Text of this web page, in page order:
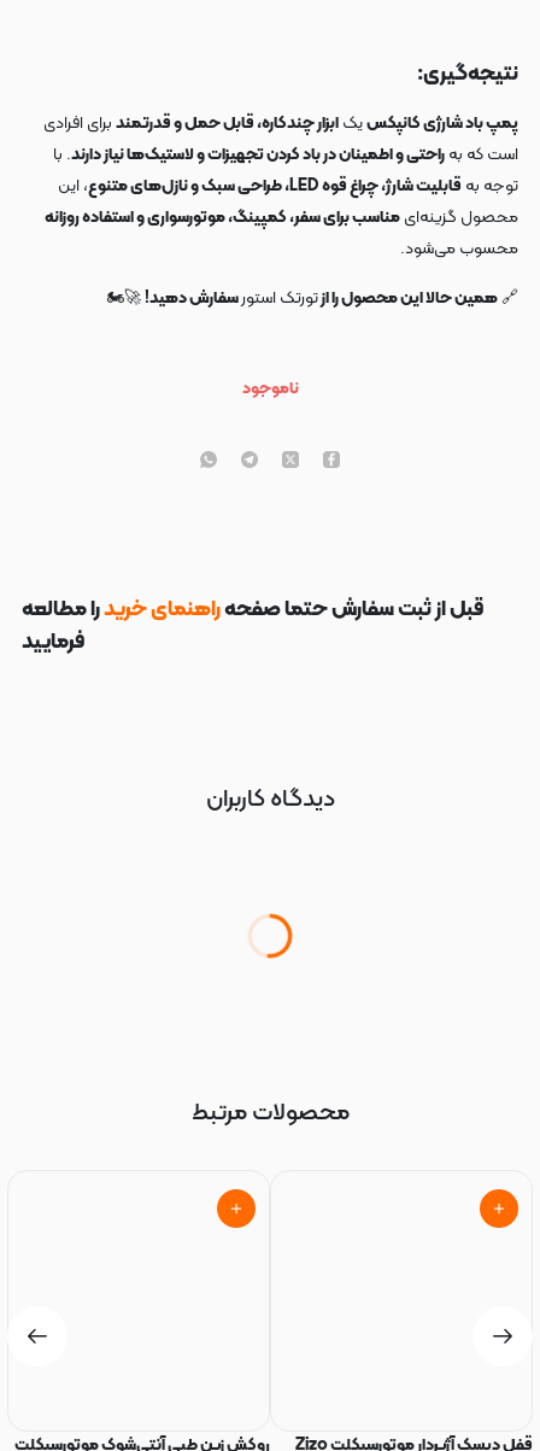
نتیجه‌گیری:
پمپ باد شارژی کانپکسیکابزار چندکاره، قابل حمل و قدرتمندبرای افرادی
است که بهراحتی و اطمینان در باد کردن تجهیزات و لاستیک‌ها نیاز دارند. با
توجه به قابلیت شارژ، چراغ قوه LED، طراحی سبک و نازل‌های متنوع
، این
محصول گزینه‌ایمناسب برای سفر، کمپینگ، موتورسواری و استفاده روزانه
محسوب می‌شود.
🔗همین حالا این محصول را ازتورتک استورسفارش دهید!🚀🏍️
ناموجود
قبل از ثبت سفارش حتما صفحهراهنمای خریدرا مطالعه
فرمایید
دیدگاه کاربران
محصولات مرتبط
قفل دیسک آژیر‌دار موتورسیکلت Zizo روکش زین طبی آنتی‌شوک موتورسیکلت